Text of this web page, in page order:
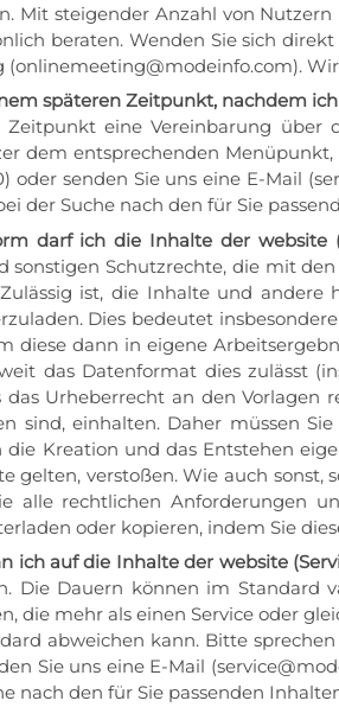
Mit steigender Anzahl von
beraten. Wenden Sie sich
späteren Zeitpunkt, nachdem
eine Vereinbarung über
dem entsprechenden
oder senden Sie uns eine E-Mail
der Suche nach den für Sie
darf ich die Inhalte der website
sonstigen Schutzrechte, die mit
ist, die Inhalte und
Dies bedeutet
diese dann in eigene
das Datenformat dies zulässt
das Urheberrecht an den
sind, einhalten. Daher müssen
Kreation und das Entstehen
gelten, verstoßen. Wie auch
alle rechtlichen Anforderungen
oder kopieren, indem Sie
ich auf die Inhalte der website
Die Dauern können im Standard
die mehr als einen Service oder
abweichen kann. Bitte
Sie uns eine E-Mail
nach den für Sie passenden